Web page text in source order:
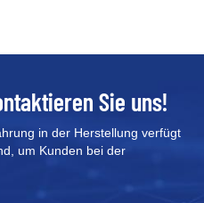
Sie uns!
in der Herstellung verfügt
um Kunden bei der